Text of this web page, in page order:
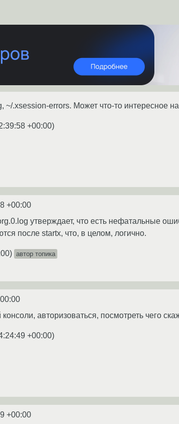
~/.xsession-errors. Может что-то интересное
+00:00)
+00:00
утверждает, что есть нефатальные
после startx, что, в целом, логично.
) автор топика
авторизоваться, посмотреть чего
+00:00)
+00:00